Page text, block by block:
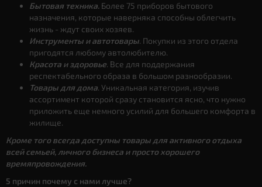
Бытовая техника. Более 75 приборов бытового
назначения, которые наверняка способны облегчить
жизнь - ждут своих хозяев.
Инструменты и автотовары. Покупки из этого отдела
пригодятся любому автолюбителю.
Красота и здоровье. Все для поддержания
респектабельного образа в большом разнообразии.
Товары для дома. Уникальная категория, изучив
ассортимент которой сразу становится ясно, что нужно
приложить еще немного усилий для большего комфорта в
жилище.
Кроме того всегда доступны товары для активного отдыха
всей семьей, личного бизнеса и просто хорошего
времяпровождения.
5 причин почему с нами лучше?